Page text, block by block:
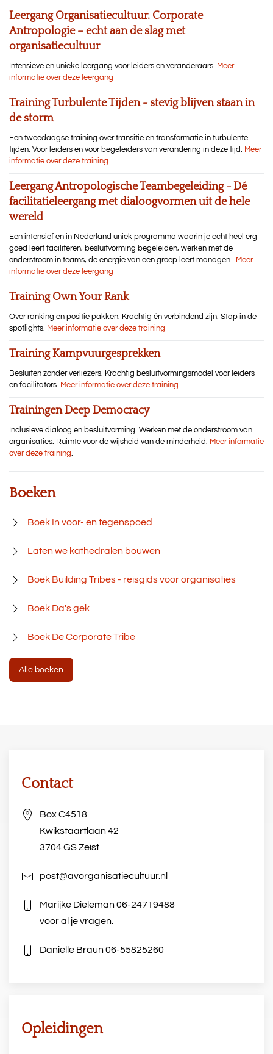
Leergang Organisatiecultuur. Corporate
Antropologie – echt aan de slag met
organisatiecultuur
Intensieve en unieke leergang voor leiders en veranderaars. Meer
informatie over deze leergang
Training Turbulente Tijden - stevig blijven staan in
de storm
Een tweedaagse training over transitie en transformatie in turbulente
tijden. Voor leiders en voor begeleiders van verandering in deze tijd. Meer
informatie over deze training
Leergang Antropologische Teambegeleiding - Dé
facilitatieleergang met dialoogvormen uit de hele
wereld
Een intensief en in Nederland uniek programma waarin je echt heel erg
goed leert faciliteren, besluitvorming begeleiden, werken met de
onderstroom in teams, de energie van een groep leert managen.
Meer
informatie over deze leergang
Training Own Your Rank
Over ranking en positie pakken. Krachtig én verbindend zijn. Stap in de
spotlights. Meer informatie over deze training
Training Kampvuurgesprekken
Besluiten zonder verliezers. Krachtig besluitvormingsmodel voor leiders
en facilitators. Meer informatie over deze training.
Trainingen Deep Democracy
Inclusieve dialoog en besluitvorming. Werken met de onderstroom van
organisaties. Ruimte voor de wijsheid van de minderheid. Meer informatie
over deze training.
Boeken
Boek In voor- en tegenspoed
Laten we kathedralen bouwen
Boek Building Tribes - reisgids voor organisaties
Boek Da's gek
Boek De Corporate Tribe
Alle boeken
Contact
Box C4518
Kwikstaartlaan 42
3704 GS Zeist
post@avorganisatiecultuur.nl
Marijke Dieleman06-24719488
voor al je vragen.
Danielle Braun06-55825260
Opleidingen